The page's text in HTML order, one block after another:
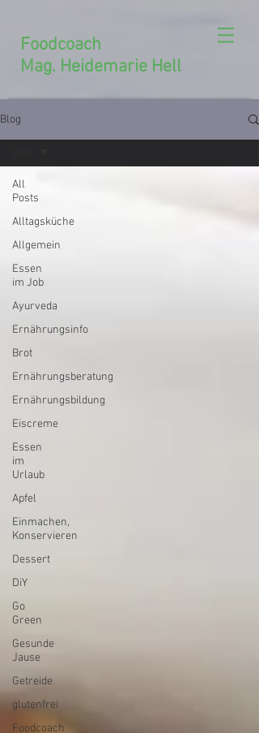
Foodcoach
Mag. Heidemarie Hell
Blog
All
Posts
Alltagsküche
Allgemein
Essen
im Job
Ayurveda
Ernährungsinfo
Brot
Ernährungsberatung
Ernährungsbildung
Eiscreme
Essen
im
Urlaub
Apfel
Einmachen,
Konservieren
Dessert
DiY
Go
Green
Gesunde
Jause
Getreide
glutenfrei
Foodcoach